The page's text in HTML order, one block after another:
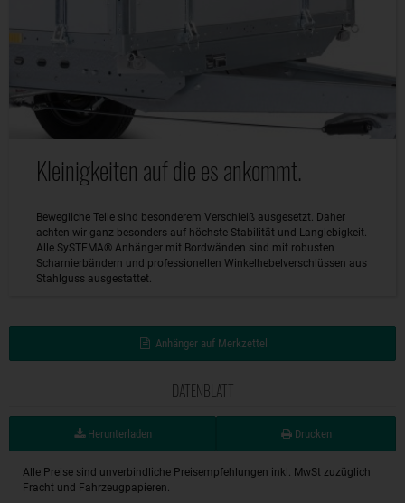
Kleinigkeiten auf die es ankommt.
Bewegliche Teile sind besonderem Verschleiß ausgesetzt. Daher
achten wir ganz besonders auf höchste Stabilität und Langlebigkeit.
Alle SySTEMA® Anhänger mit Bordwänden sind mit robusten
Scharnierbändern und professionellen Winkelhebelverschlüssen aus
Stahlguss ausgestattet.
Anhänger auf Merkzettel
DATENBLATT
Herunterladen Drucken
Alle Preise sind unverbindliche Preisempfehlungen inkl. MwSt zuzüglich
Fracht und Fahrzeugpapieren.